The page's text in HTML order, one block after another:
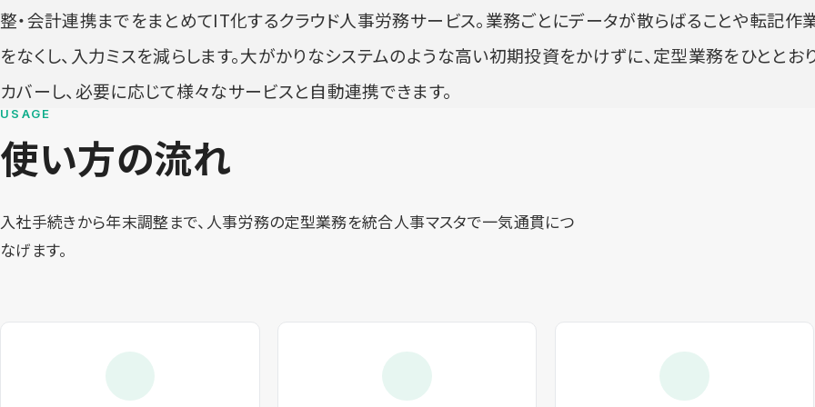
整・会計連携までをまとめてIT化するクラウド人事労務サービス。業務ごとにデータが散らばることや転記作
をなくし、入力ミスを減らします。大がかりなシステムのような高い初期投資をかけずに、定型業務をひととお
カバーし、必要に応じて様々なサービスと自動連携できます。
USAGE
使い方の流れ
入社手続きから年末調整まで、人事労務の定型業務を統合人事マスタで一気通貫につ
なげます。